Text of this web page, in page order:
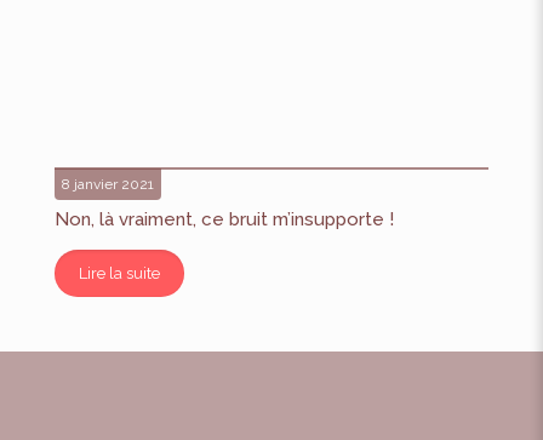
8 janvier 2021
Non, là vraiment, ce bruit m’insupporte !
Lire la suite